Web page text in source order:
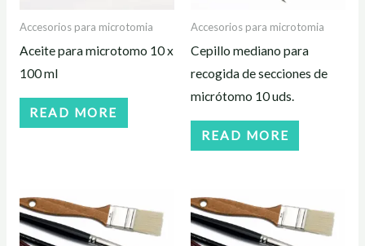
Accesorios para microtomia
Aceite para microtomo 10 x
100 ml
READ MORE
Accesorios para microtomia
Cepillo mediano para
recogida de secciones de
micrótomo 10 uds.
READ MORE